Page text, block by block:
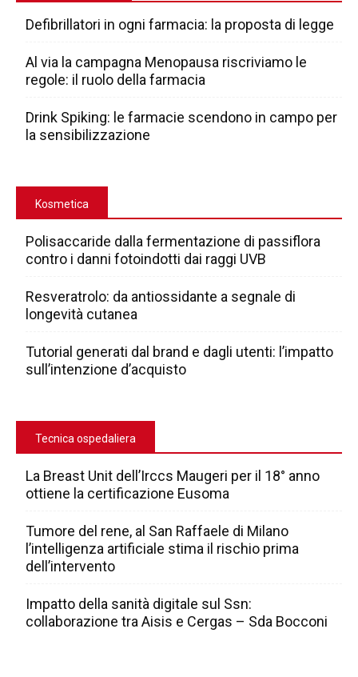
Defibrillatori in ogni farmacia: la proposta di legge
Al via la campagna Menopausa riscriviamo le
regole: il ruolo della farmacia
Drink Spiking: le farmacie scendono in campo per
la sensibilizzazione
Kosmetica
Polisaccaride dalla fermentazione di passiflora
contro i danni fotoindotti dai raggi UVB
Resveratrolo: da antiossidante a segnale di
longevità cutanea
Tutorial generati dal brand e dagli utenti: l’impatto
sull’intenzione d’acquisto
Tecnica ospedaliera
La Breast Unit dell’Irccs Maugeri per il 18° anno
ottiene la certificazione Eusoma
Tumore del rene, al San Raffaele di Milano
l’intelligenza artificiale stima il rischio prima
dell’intervento
Impatto della sanità digitale sul Ssn:
collaborazione tra Aisis e Cergas – Sda Bocconi